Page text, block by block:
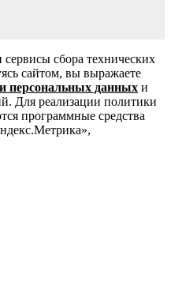
сбора технических
сайтом, вы выражаете
персональных данных и
Для реализации политики
программные средства